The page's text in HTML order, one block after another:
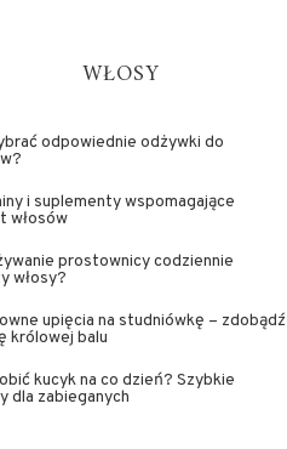
WŁOSY
odpowiednie odżywki do
i suplementy wspomagające
włosów
prostownicy codziennie
włosy?
upięcia na studniówkę – zdobądź
królowej balu
kucyk na co dzień? Szybkie
dla zabieganych